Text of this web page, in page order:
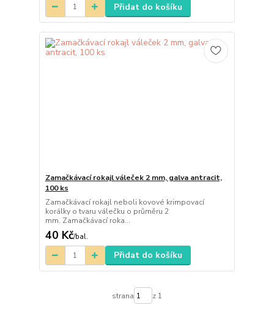
Přidat do košíku
Zamačkávací rokajl váleček 2 mm, galva antracit,
100 ks
Zamačkávací rokajl neboli kovové krimpovací
korálky o tvaru válečku o průměru 2
mm. Zamačkávací roka...
40 Kč/bal.
Přidat do košíku
strana z 1